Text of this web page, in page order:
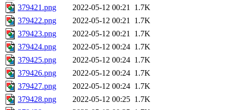
379421.png
2022-05-12 00:21 1.7K
379422.png
2022-05-12 00:21 1.7K
379423.png
2022-05-12 00:21 1.7K
379424.png
2022-05-12 00:24 1.7K
379425.png
2022-05-12 00:24 1.7K
379426.png
2022-05-12 00:24 1.7K
379427.png
2022-05-12 00:24 1.7K
379428.png
2022-05-12 00:25 1.7K